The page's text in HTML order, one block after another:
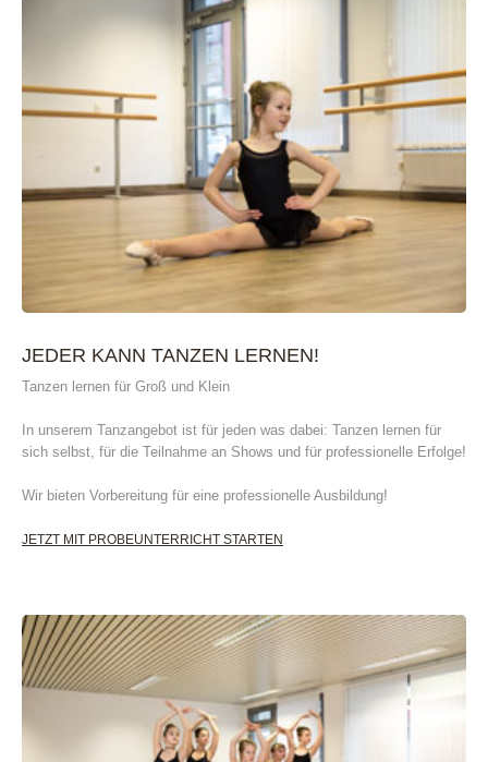
JEDER KANN TANZEN LERNEN!
Tanzen lernen für Groß und Klein
In unserem Tanzangebot ist für jeden was dabei: Tanzen lernen für
sich selbst, für die Teilnahme an Shows und für professionelle Erfolge!
Wir bieten Vorbereitung für eine professionelle Ausbildung!
JETZT MIT PROBEUNTERRICHT STARTEN